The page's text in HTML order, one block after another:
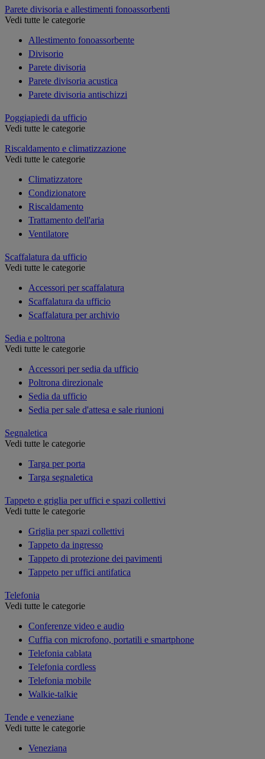
Parete divisoria e allestimenti fonoassorbenti
Vedi tutte le categorie
Allestimento fonoassorbente
Divisorio
Parete divisoria
Parete divisoria acustica
Parete divisoria antischizzi
Poggiapiedi da ufficio
Vedi tutte le categorie
Riscaldamento e climatizzazione
Vedi tutte le categorie
Climatizzatore
Condizionatore
Riscaldamento
Trattamento dell'aria
Ventilatore
Scaffalatura da ufficio
Vedi tutte le categorie
Accessori per scaffalatura
Scaffalatura da ufficio
Scaffalatura per archivio
Sedia e poltrona
Vedi tutte le categorie
Accessori per sedia da ufficio
Poltrona direzionale
Sedia da ufficio
Sedia per sale d'attesa e sale riunioni
Segnaletica
Vedi tutte le categorie
Targa per porta
Targa segnaletica
Tappeto e griglia per uffici e spazi collettivi
Vedi tutte le categorie
Griglia per spazi collettivi
Tappeto da ingresso
Tappeto di protezione dei pavimenti
Tappeto per uffici antifatica
Telefonia
Vedi tutte le categorie
Conferenze video e audio
Cuffia con microfono, portatili e smartphone
Telefonia cablata
Telefonia cordless
Telefonia mobile
Walkie-talkie
Tende e veneziane
Vedi tutte le categorie
Veneziana